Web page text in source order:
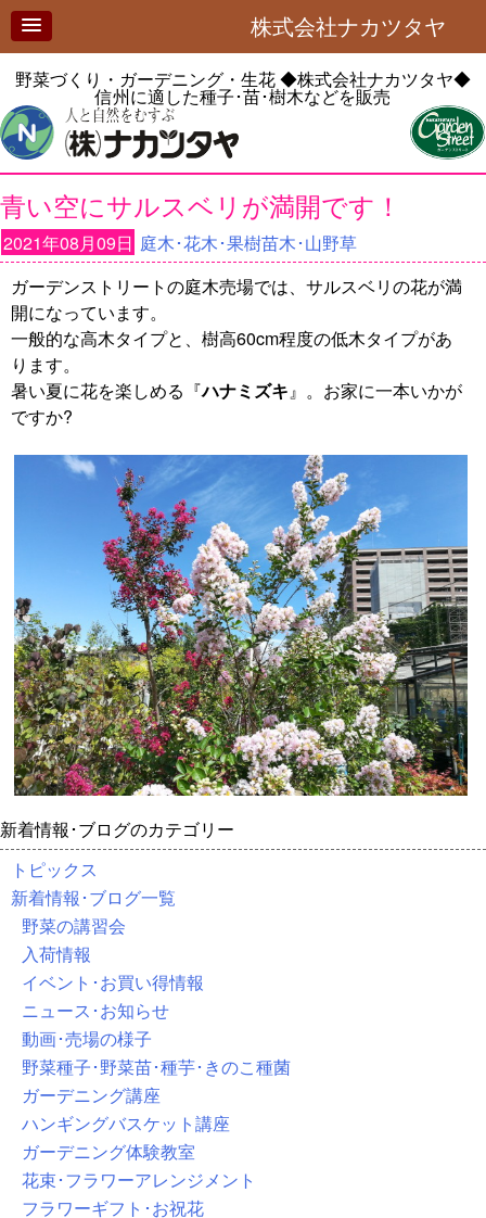
株式会社ナカツタヤ
野菜づくり・ガーデニング・生花◆株式会社ナカツタヤ◆
信州に適した種子･苗･樹木などを販売
青い空にサルスベリが満開です！
2021年08月09日 庭木･花木･果樹苗木･山野草
ガーデンストリートの庭木売場では、サルスベリの花が満
開になっています。
一般的な高木タイプと、樹高60cm程度の低木タイプがあ
ります。
暑い夏に花を楽しめる『ハナミズキ』。お家に一本いかが
ですか?
新着情報･ブログのカテゴリー
トピックス
新着情報･ブログ一覧
野菜の講習会
入荷情報
イベント･お買い得情報
ニュース･お知らせ
動画･売場の様子
野菜種子･野菜苗･種芋･きのこ種菌
ガーデニング講座
ハンギングバスケット講座
ガーデニング体験教室
花束･フラワーアレンジメント
フラワーギフト･お祝花